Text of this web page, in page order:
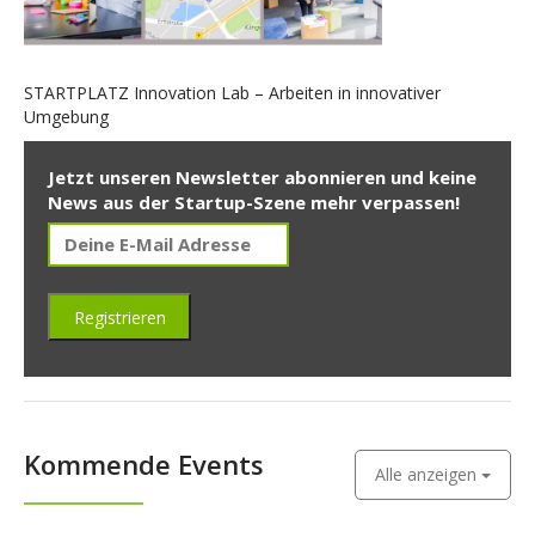
STARTPLATZ Innovation Lab – Arbeiten in innovativer
Umgebung
Jetzt unseren Newsletter abonnieren und keine
News aus der Startup-Szene mehr verpassen!
Kommende Events Alle anzeigen